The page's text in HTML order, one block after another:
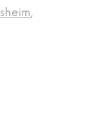
,